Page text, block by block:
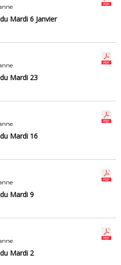
Mardi 6 Janvier
Mardi 23
Mardi 16
Mardi 9
Mardi 2